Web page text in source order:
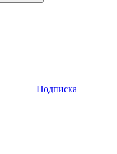
Подписка